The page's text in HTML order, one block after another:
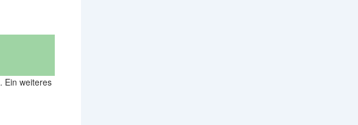
. Ein weiteres